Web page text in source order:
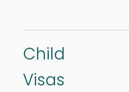
Child
Visas